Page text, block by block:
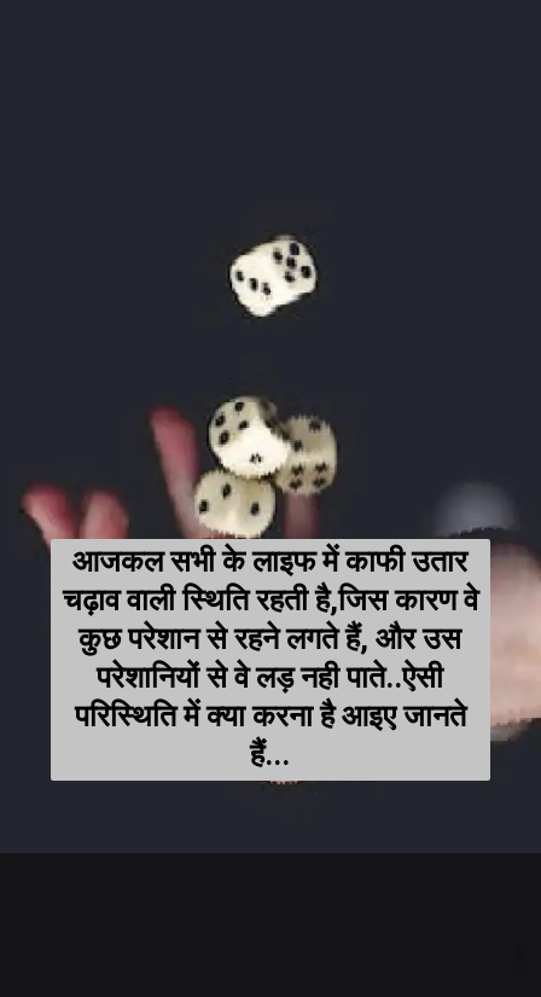
आजकल सभी के लाइफ में काफी उतार
चढ़ाव वाली स्थिति रहती है,जिस कारण वे
कुछ परेशान से रहने लगते हैं, और उस
परेशानियों से वे लड़ नही पाते..ऐसी
परिस्थिति में क्या करना है आइए जानते